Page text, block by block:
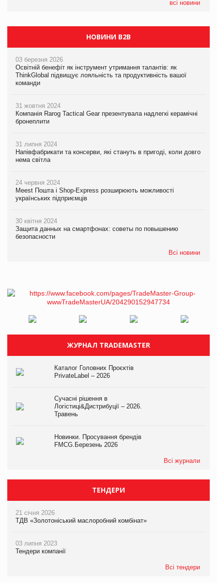
всі новини
Сергій Лісунов про заморожені хлібобулочні вироби на
НОВИНИ B2B
03 березня 2026
Освітній бенефіт як інструмент утримання талантів: як
ThinkGlobal підвищує лояльність та продуктивність вашої
команди
31 жовтня 2024
Компанія Rarog Tactical Gear презентувала надлегкі керамічні
бронеплити
31 липня 2024
Напівфабрикати та консерви, які стануть в пригоді, коли довго
нема світла
24 червня 2024
Meest Пошта і Shop-Express розширюють можливості
українських підприємців
30 квітня 2024
Защита данных на смартфонах: советы по повышению
безопасности
Всі новини
ЖУРНАЛ TRADEMASTER
Каталог Головних Проєктів
PrivateLabel – 2026
Сучасні рішення в
Логістиці&Дистрибуції – 2026.
Травень
Новинки. Просування брендів
FMCG.Березень 2026
Всі журнали
ТЕНДЕРИ
21 січня 2026
ТДВ «Золотоніський маслоробний комбінат»
03 липня 2023
Тендери компанії
Всі тендери